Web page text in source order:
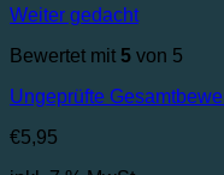
Weiter gedacht
Bewertet mit 5 von 5
Ungeprüfte
€5,95